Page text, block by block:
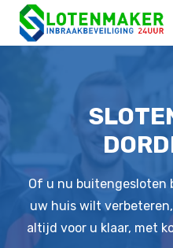
Of u nu buitengesloten
uw huis wilt
altijd voor u klaar, met